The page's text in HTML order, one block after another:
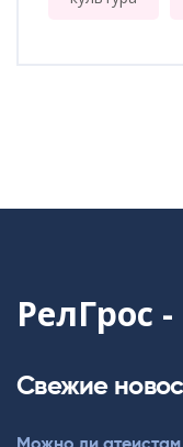
РелГрос
Свежие